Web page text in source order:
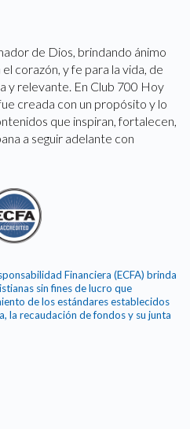
de Dios, brindando ánimo
corazón, y fe para la vida, de
y relevante. En Club 700 Hoy
creada con un propósito y lo
que inspiran, fortalecen,
a seguir adelante con
Financiera (ECFA) brinda
sin fines de lucro que
de los estándares establecidos
la recaudación de fondos y su junta